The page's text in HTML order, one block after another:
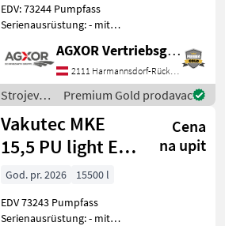
EDV: 73244 Pumpfass
Serienausrüstung: - mit
glasfaserverstärkter
Polyester-Behälter - mit
Polyester Tank in gelb - mit
feuerverzinktem Profilrah
AGXOR Vertriebsgesellschaft Ost GmbH
2111 Harmannsdorf-Rückersdorf
Strojevi
za
đubrenje,
gnojenje i
navodnjavanje
/ Vakutec
Premium Gold prodavac
Vakutec MKE
15,5 PU light EC
Pumpfass
Cena
na upit
God. pr. 2026
15500 l
EDV 73243 Pumpfass
Serienausrüstung: - mit